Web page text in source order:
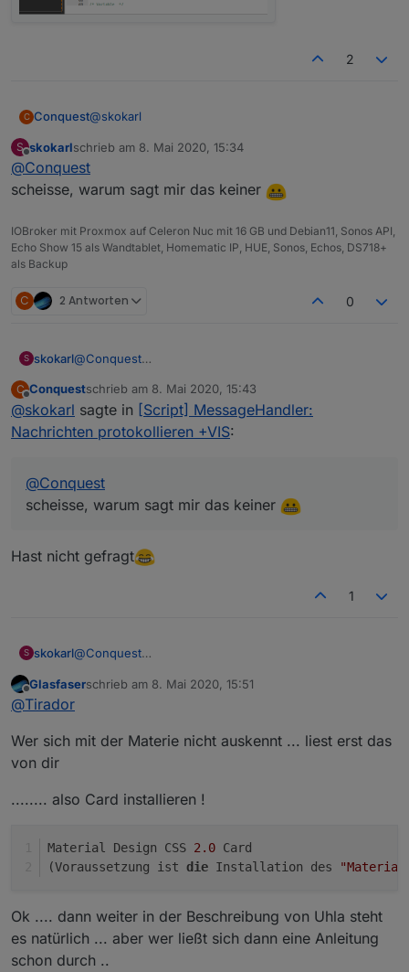
2
C Conquest@skokarl
Das MDCSS von@Uhula ist kein Adapter.
Das muss hier eingefügt werden:
S
Offline
skokarlschrieb am 8. Mai 2020, 15:34
zuletzt editiert von
@Conquest
scheisse, warum sagt mir das keiner
IOBroker mit Proxmox auf Celeron Nuc mit 16 GB und Debian11, Sonos API,
Echo Show 15 als Wandtablet, Homematic IP, HUE, Sonos, Echos, DS718+
als Backup
C 2 Antworten 0
S skokarl@Conquest
C
Offline
Conquestschrieb am 8. Mai 2020, 15:43
zuletzt editiert von
@skokarl sagte in [Script] MessageHandler:
Nachrichten protokollieren +VIS:
@Conquest
scheisse, warum sagt mir das keiner
Hast nicht gefragt
1
S skokarl@Conquest
Offline
Glasfaserschrieb am 8. Mai 2020, 15:51
zuletzt editiert von
@Tirador
Wer sich mit der Materie nicht auskennt ... liest erst das
von dir
........ also Card installieren !
Material Design CSS 2.0 Card
(Voraussetzung ist die Installation des "Material
Ok .... dann weiter in der Beschreibung von Uhla steht
es natürlich ... aber wer ließt sich dann eine Anleitung
schon durch ..